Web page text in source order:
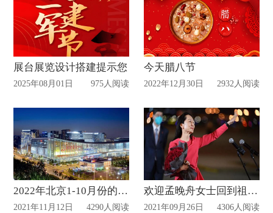
展台展览设计搭建提示您
2025年08月01日 975人阅读
今天腊八节
2022年12月30日 2932人阅读
2022年北京1-10月份的展会计划表
2021年11月12日 4290人阅读
欢迎孟晚舟女士回到祖国的怀抱
2021年09月26日 4306人阅读